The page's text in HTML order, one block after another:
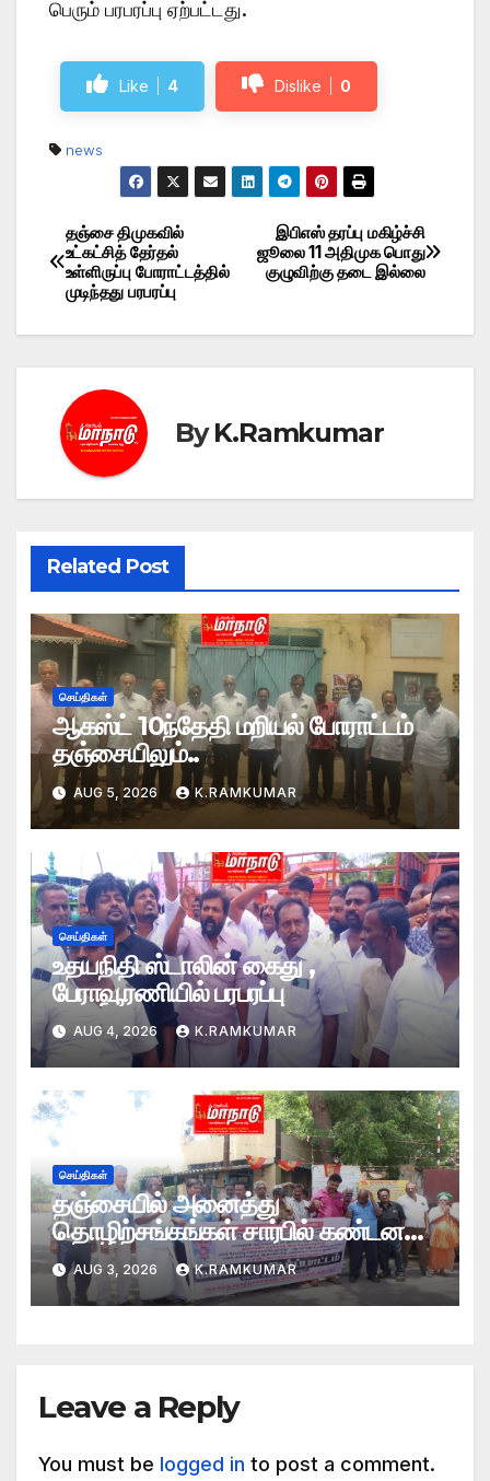
பெரும் பரபரப்பு ஏற்பட்டது.
Like 4 Dislike 0
news
Post
navigation
இபிஎஸ் தரப்பு மகிழ்ச்சி
ஜூலை 11 அதிமுக பொது
குழுவிற்கு தடை இல்லை
தஞ்சை திமுகவில்
உட்கட்சித் தேர்தல்
உள்ளிருப்பு போராட்டத்தில்
முடிந்தது பரபரப்பு
ByK.Ramkumar
Related Post
செய்திகள்
ஆகஸ்ட் 10ந்தேதி மறியல் போராட்டம்
தஞ்சையிலும்..
AUG 5, 2026 K.RAMKUMAR
செய்திகள்
உதயநிதி ஸ்டாலின் கைது ,
பேராவூரணியில் பரபரப்பு
AUG 4, 2026 K.RAMKUMAR
செய்திகள்
தஞ்சையில் அனைத்து
தொழிற்சங்கங்கள் சார்பில் கண்டன
ஆர்ப்பாட்டம்
AUG 3, 2026 K.RAMKUMAR
Leave a Reply
You must be logged in to post a comment.